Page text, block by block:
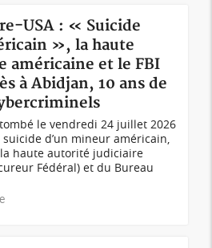
USA : « Suicide
», la haute
américaine et le FBI
à Abidjan, 10 ans de
le vendredi 24 juillet 2026
suicide d’un mineur américain,
haute autorité judiciaire
Fédéral) et du Bureau